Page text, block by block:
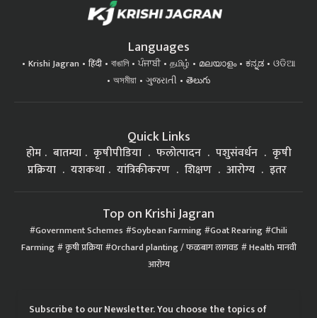
Languages
Krishi Jagran हिंदी বাঙালি ਪੰਜਾਬੀ தமிழ் മലയാളം ಕನ್ನಡ
ଓଡିଆ
অসমীয়া
ગુજરાતી తెలుగు
Quick Links
होम बातम्या कृषीपीडिया फलोत्पादन पशुसंवर्धन
कृषी
प्रक्रिया
यशकथा यांत्रिकीकरण शिक्षण आरोग्य इतर
Top on Krishi Jagran
Government Schemes Soybean Farming Goat Rearing Chili
Farming कृषी प्रक्रिया Orchard planting / फळबाग लागवड Health मानवी
आरोग्य
Subscribe to our Newsletter. You choose the topics of